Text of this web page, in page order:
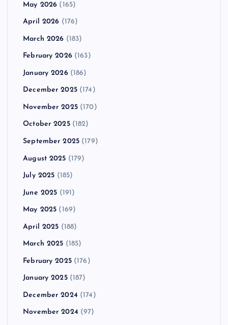
May 2026 (165)
April 2026 (176)
March 2026 (183)
February 2026(163)
January 2026(186)
December 2025(174)
November 2025(170)
October 2025(182)
September 2025 (179)
August 2025 (179)
July 2025 (185)
June 2025 (191)
May 2025 (169)
April 2025 (188)
March 2025 (185)
February 2025(176)
January 2025(187)
December 2024 (174)
November 2024 (97)